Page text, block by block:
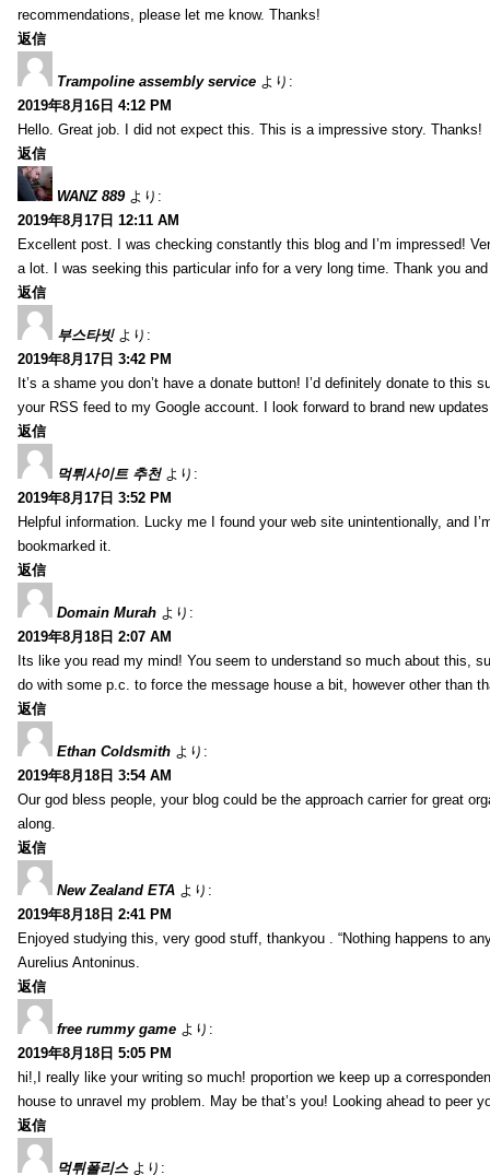
recommendations, please let me know. Thanks!
返信
Trampoline assembly service より:
2019年8月16日 4:12 PM
Hello. Great job. I did not expect this. This is a impressive story. Thanks!
返信
WANZ 889 より:
2019年8月17日 12:11 AM
Excellent post. I was checking constantly this blog and I’m impressed!
a lot. I was seeking this particular info for a very long time. Thank you
返信
부스타빗 より:
2019年8月17日 3:42 PM
It’s a shame you don’t have a donate button! I’d definitely donate to this
your RSS feed to my Google account. I look forward to brand new
返信
먹튀사이트 추천 より:
2019年8月17日 3:52 PM
Helpful information. Lucky me I found your web site unintentionally, and
bookmarked it.
返信
Domain Murah より:
2019年8月18日 2:07 AM
Its like you read my mind! You seem to understand so much about this,
do with some p.c. to force the message house a bit, however other than
返信
Ethan Coldsmith より:
2019年8月18日 3:54 AM
Our god bless people, your blog could be the approach carrier for great
along.
返信
New Zealand ETA より:
2019年8月18日 2:41 PM
Enjoyed studying this, very good stuff, thankyou . “Nothing happens to
Aurelius Antoninus.
返信
free rummy game より:
2019年8月18日 5:05 PM
hi!,I really like your writing so much! proportion we keep up a
house to unravel my problem. May be that’s you! Looking ahead to peer
返信
먹튀폴리스 より: